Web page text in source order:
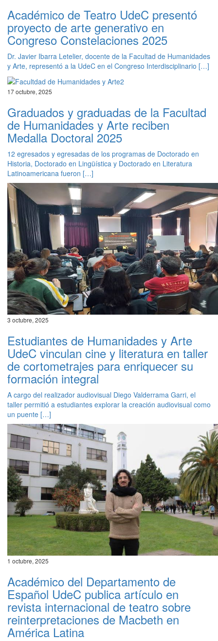
Académico de Teatro UdeC presentó
proyecto de arte generativo en
Congreso Constelaciones 2025
Dr. Javier Ibarra Letelier, docente de la Facultad de Humanidades
y Arte, representó a la UdeC en el Congreso Interdisciplinario […]
17 octubre, 2025
Graduados y graduadas de la Facultad
de Humanidades y Arte reciben
Medalla Doctoral 2025
12 egresados y egresadas de los programas de Doctorado en
Historia, Doctorado en Lingüística y Doctorado en Literatura
Latinoamericana fueron […]
3 octubre, 2025
Estudiantes de Humanidades y Arte
UdeC vinculan cine y literatura en taller
de cortometrajes para enriquecer su
formación integral
A cargo del realizador audiovisual Diego Valderrama Garri, el
taller permitió a estudiantes explorar la creación audiovisual como
un puente […]
1 octubre, 2025
Académico del Departamento de
Español UdeC publica artículo en
revista internacional de teatro sobre
reinterpretaciones de Macbeth en
América Latina